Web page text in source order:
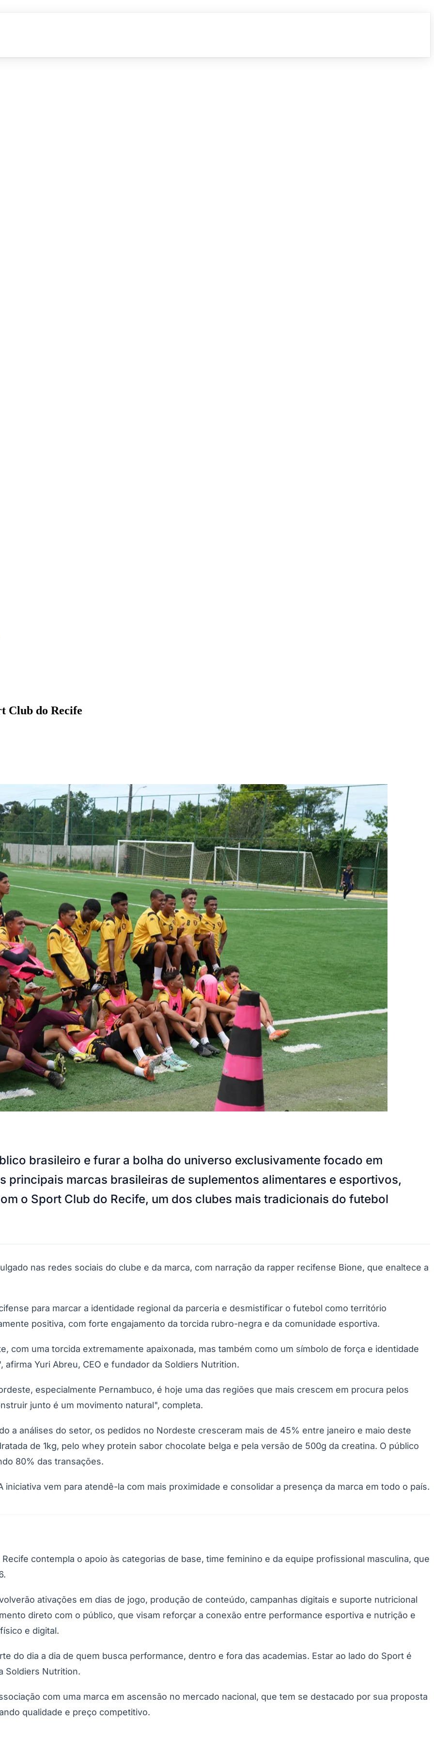
Califórnia CarapicuíbaCentro Cidades da Região CotiaCruz PretaEngenho NovoFazenda
dos AltosJardim dos CamargosJardim EsperançaJardim GrazielaJardim IracemaJardim ItaquitiJardim JulioJardim Líbano
Jardim ReginaliceJardim São LuísJardim São Pedro Jardim São SilvestreJardim SilveiraJardim TupãJardim Tupanci Mutinga
Parque Viana Pirapora do Bom JesusRecanto PhrynéaSantana de ParnaíbaSilveiraTamboréVale do SolVila Barros Vila Boa Vista
Votupoca
Bom Jesus AraçariguamaCajamarCaieirasFranco da RochaFrancisco Morato Taboão da SerraEmbu das Artes
Club do Recife
brasileiro e furar a bolha do universo exclusivamente focado em
principais marcas brasileiras de suplementos alimentares e esportivos,
o Sport Club do Recife, um dos clubes mais tradicionais do futebol
nas redes sociais do clube e da marca, com narração da rapper recifense Bione, que enaltece a
para marcar a identidade regional da parceria e desmistificar o futebol como território
positiva, com forte engajamento da torcida rubro-negra e da comunidade esportiva.
com uma torcida extremamente apaixonada, mas também como um símbolo de força e identidade
Yuri Abreu, CEO e fundador da Soldiers Nutrition.
especialmente Pernambuco, é hoje uma das regiões que mais crescem em procura pelos
junto é um movimento natural", completa.
a análises do setor, os pedidos no Nordeste cresceram mais de 45% entre janeiro e maio deste
de 1kg, pelo whey protein sabor chocolate belga e pela versão de 500g da creatina. O público
80% das transações.
iniciativa vem para atendê-la com mais proximidade e consolidar a presença da marca em todo o país.
contempla o apoio às categorias de base, time feminino e da equipe profissional masculina, que
ativações em dias de jogo, produção de conteúdo, campanhas digitais e suporte nutricional
direto com o público, que visam reforçar a conexão entre performance esportiva e nutrição e
e digital.
do dia a dia de quem busca performance, dentro e fora das academias. Estar ao lado do Sport é
Soldiers Nutrition.
com uma marca em ascensão no mercado nacional, que tem se destacado por sua proposta
qualidade e preço competitivo.